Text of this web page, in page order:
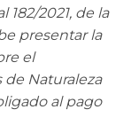
2021, de la
presentar la
el
de Naturaleza
al pago